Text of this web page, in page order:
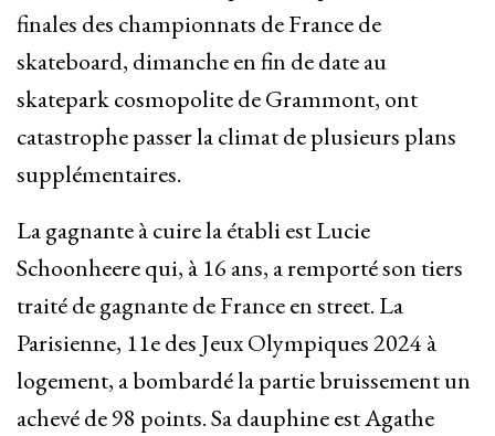
finales des championnats de France de
skateboard, dimanche en fin de date au
skatepark cosmopolite de Grammont, ont
catastrophe passer la climat de plusieurs plans
supplémentaires.
La gagnante à cuire la établi est Lucie
Schoonheere qui, à 16 ans, a remporté son tiers
traité de gagnante de France en street. La
Parisienne, 11e des Jeux Olympiques 2024 à
logement, a bombardé la partie bruissement un
achevé de 98 points. Sa dauphine est Agathe